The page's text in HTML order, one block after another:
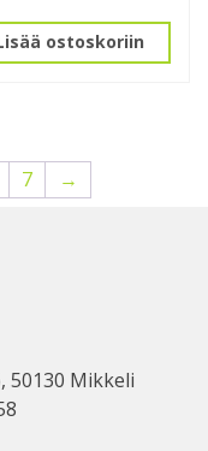
ostoskoriin
7 →
50130 Mikkeli